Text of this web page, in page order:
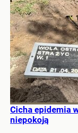
Cicha epidemia
niepokoją